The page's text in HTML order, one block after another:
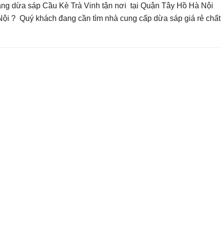
dừa sáp Cầu Kè Trà Vinh tận nơi tại Quận Tây Hồ Hà Nội
? Quý khách đang cần tìm nhà cung cấp dừa sáp giá rẻ chất